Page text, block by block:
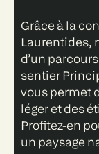
Grâce à la
Laurentides,
d’un
sentier
vous permet
léger et des
Profitez-en
un paysage